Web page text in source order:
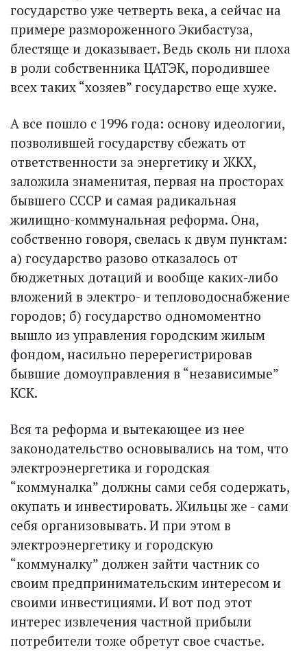
государство уже четверть века, а сейчас на
примере размороженного Экибастуза,
блестяще и доказывает. Ведь сколь ни плоха
в роли собственника ЦАТЭК, породившее
всех таких “хозяев” государство еще хуже.
А все пошло с 1996 года: основу идеологии,
позволившей государству сбежать от
ответственности за энергетику и ЖКХ,
заложила знаменитая, первая на просторах
бывшего СССР и самая радикальная
жилищно-коммунальная реформа. Она,
собственно говоря, свелась к двум пунктам:
а) государство разово отказалось от
бюджетных дотаций и вообще каких-либо
вложений в электро- и тепловодоснабжение
городов; б) государство одномоментно
вышло из управления городским жилым
фондом, насильно перерегистрировав
бывшие домоуправления в “независимые”
КСК.
Вся та реформа и вытекающее из нее
законодательство основывались на том, что
электроэнергетика и городская
“коммуналка” должны сами себя содержать,
окупать и инвестировать. Жильцы же - сами
себя организовывать. И при этом в
электроэнергетику и городскую
“коммуналку” должен зайти частник со
своим предпринимательским интересом и
своими инвестициями. И вот под этот
интерес извлечения частной прибыли
потребители тоже обретут свое счастье.